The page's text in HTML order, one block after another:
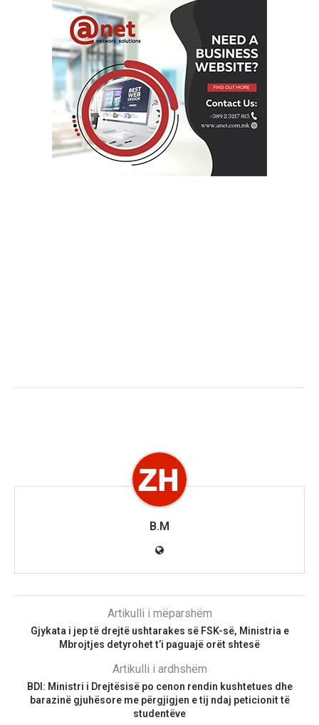
B.M
Artikulli i mëparshëm
Gjykata i jep të drejtë ushtarakes së FSK-së, Ministria e
Mbrojtjes detyrohet t’i paguajë orët shtesë
Artikulli i ardhshëm
BDI: Ministri i Drejtësisë po cenon rendin kushtetues dhe
barazinë gjuhësore me përgjigjen e tij ndaj peticionit të
studentëve